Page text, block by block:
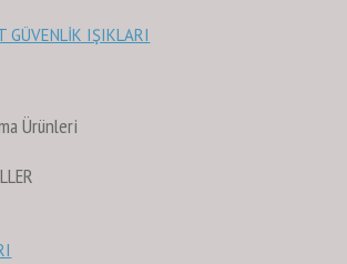
GÜVENLİK IŞIKLARI
Ürünleri